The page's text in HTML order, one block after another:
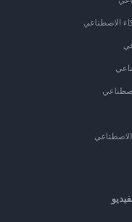
الاصطناعي